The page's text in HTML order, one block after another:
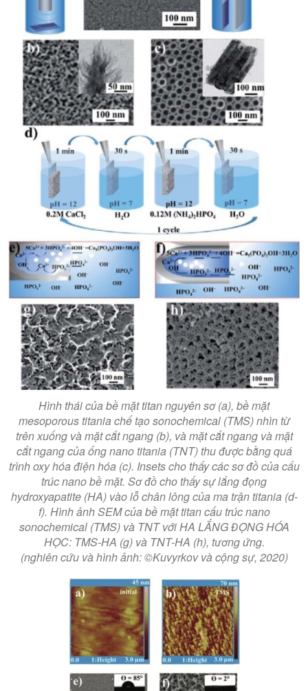
Hình thái của bề mặt titan nguyên sơ (a), bề mặt
mesoporous titania chế tạo sonochemical (TMS) nhìn từ
trên xuống và mặt cắt ngang (b), và mặt cắt ngang và mặt
cắt ngang của ống nano titania (TNT) thu được bằng quá
trình oxy hóa điện hóa (c). Insets cho thấy các sơ đồ của cấu
trúc nano bề mặt. Sơ đồ cho thấy sự lắng đọng
hydroxyapatite (HA) vào lỗ chân lông của ma trận titania (d-
f). Hình ảnh SEM của bề mặt titan cấu trúc nano
sonochemical (TMS) và TNT với HA LẮNG ĐỌNG HÓA
HỌC: TMS-HA (g) và TNT-HA (h), tương ứng.
(nghiên cứu và hình ảnh: ©Kuvyrkov và cộng sự, 2020)